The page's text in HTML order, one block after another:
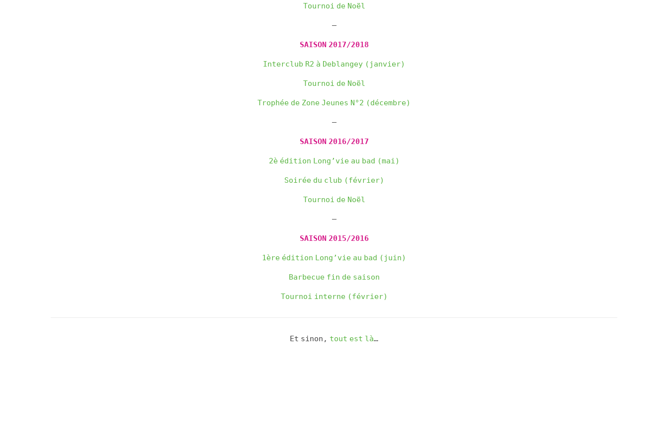
Tournoi de Noël
—
SAISON 2017/2018
Interclub R2 à Deblangey (janvier)
Tournoi de Noël
Trophée de Zone Jeunes N°2 (décembre)
—
SAISON 2016/2017
2è édition Long’vie au bad (mai)
Soirée du club (février)
Tournoi de Noël
—
SAISON 2015/2016
1ère édition Long’vie au bad (juin)
Barbecue fin de saison
Tournoi interne (février)
Et sinon, tout est là…